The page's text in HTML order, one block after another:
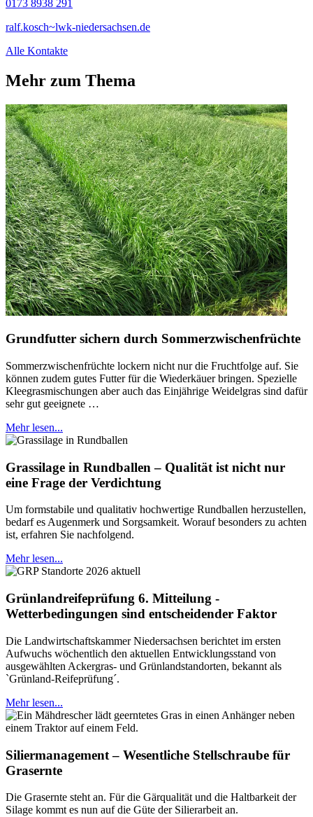
0173 8938 291
ralf.kosch~lwk-niedersachsen.de
Alle Kontakte
Mehr zum Thema
Grundfutter sichern durch Sommerzwischenfrüchte
Sommerzwischenfrüchte lockern nicht nur die Fruchtfolge auf. Sie
können zudem gutes Futter für die Wiederkäuer bringen. Spezielle
Kleegrasmischungen aber auch das Einjährige Weidelgras sind dafür
sehr gut geeignete …
Mehr lesen...
Grassilage in Rundballen – Qualität ist nicht nur
eine Frage der Verdichtung
Um formstabile und qualitativ hochwertige Rundballen herzustellen,
bedarf es Augenmerk und Sorgsamkeit. Worauf besonders zu achten
ist, erfahren Sie nachfolgend.
Mehr lesen...
Grünlandreifeprüfung 6. Mitteilung -
Wetterbedingungen sind entscheidender Faktor
Die Landwirtschaftskammer Niedersachsen berichtet im ersten
Aufwuchs wöchentlich den aktuellen Entwicklungsstand von
ausgewählten Ackergras- und Grünlandstandorten, bekannt als
`Grünland-Reifeprüfung´.
Mehr lesen...
Siliermanagement – Wesentliche Stellschraube für
Grasernte
Die Grasernte steht an. Für die Gärqualität und die Haltbarkeit der
Silage kommt es nun auf die Güte der Silierarbeit an.